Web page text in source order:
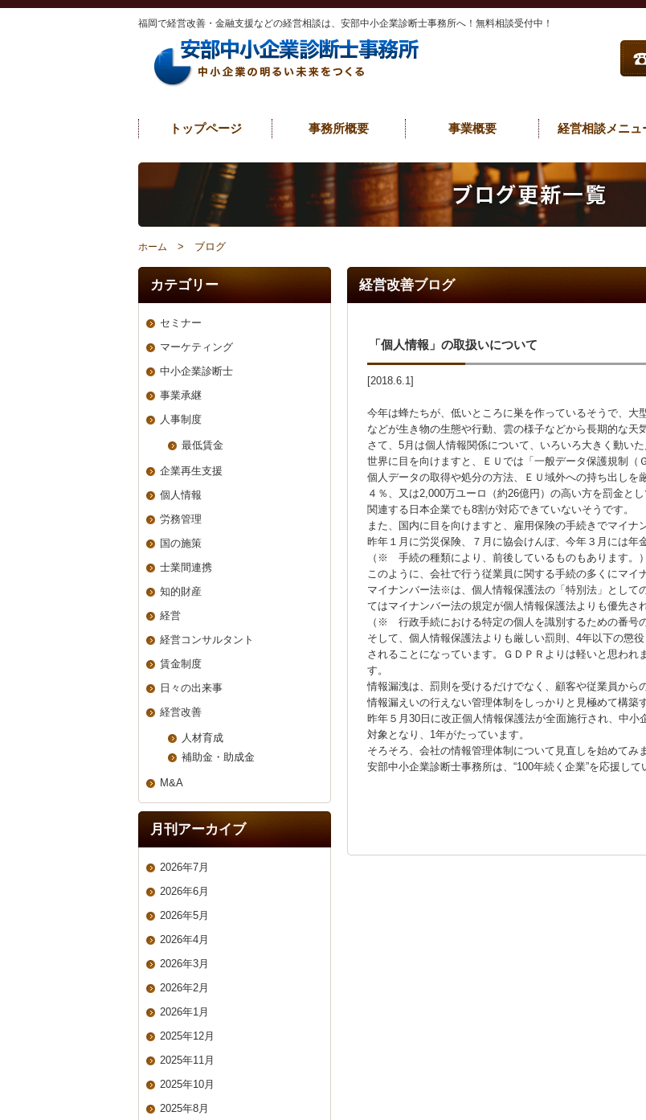
福岡で経営改善・金融支援などの経営相談は、安部中小企業診断士事務所へ！無料相談受付中！
トップページ 事務所概要 事業概要 経営相談メニュ
ホーム > ブログ
経営改善ブログ
「個人情報」の取扱いについて
[2018.6.1]
今年は蜂たちが、低いところに巣を作っているそうで、
などが生き物の生態や行動、雲の様子などから長期的な天
さて、5月は個人情報関係について、いろいろ大きく動いた
世界に目を向けますと、ＥＵでは「一般データ保護規制（
個人データの取得や処分の方法、ＥＵ域外への持ち出し
４％、又は2,000万ユーロ（約26億円）の高い方を罰金とし
関連する日本企業でも8割が対応できていないそうです。
また、国内に目を向けますと、雇用保険の手続きでマイナ
昨年１月に労災保険、７月に協会けんぽ、今年３月には年
（※ 手続の種類により、前後しているものもあります。）
このように、会社で行う従業員に関する手続の多くにマイ
マイナンバー法※は、個人情報保護法の「特別法」として
てはマイナンバー法の規定が個人情報保護法よりも優先さ
（※ 行政手続における特定の個人を識別するための番号
そして、個人情報保護法よりも厳しい罰則、4年以下の懲
されることになっています。ＧＤＰＲよりは軽いと思わ
す。
情報漏洩は、罰則を受けるだけでなく、顧客や従業員から
情報漏えいの行えない管理体制をしっかりと見極めて構築
昨年５月30日に改正個人情報保護法が全面施行され、中
対象となり、1年がたっています。
そろそろ、会社の情報管理体制について見直しを始めてみ
安部中小企業診断士事務所は、“100年続く企業”を応援して
カテゴリー
セミナー
マーケティング
中小企業診断士
事業承継
人事制度
最低賃金
企業再生支援
個人情報
労務管理
国の施策
士業間連携
知的財産
経営
経営コンサルタント
賃金制度
日々の出来事
経営改善
人材育成
補助金・助成金
M&A
月刊アーカイブ
2026年7月
2026年6月
2026年5月
2026年4月
2026年3月
2026年2月
2026年1月
2025年12月
2025年11月
2025年10月
2025年8月